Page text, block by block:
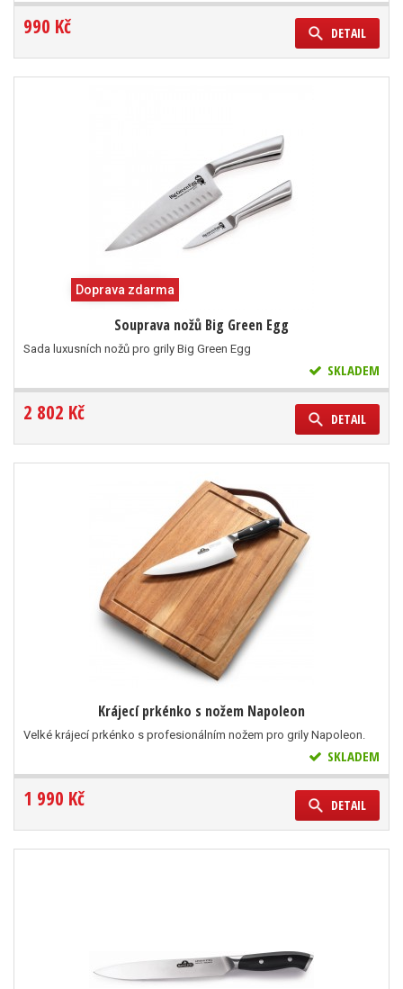
990 Kč DETAIL
Doprava zdarma
Souprava nožů Big Green Egg
Sada luxusních nožů pro grily Big Green Egg
SKLADEM
2 802 Kč DETAIL
Krájecí prkénko s nožem Napoleon
Velké krájecí prkénko s profesionálním nožem pro grily Napoleon.
SKLADEM
1 990 Kč DETAIL